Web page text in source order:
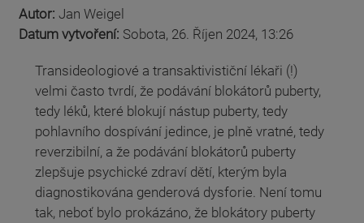
Autor: Jan Weigel
Datum vytvoření: Sobota, 26. Říjen 2024, 13:26
Transideologiové a transaktivističní lékaři (!)
velmi často tvrdí, že podávání blokátorů puberty,
tedy léků, které blokují nástup puberty, tedy
pohlavního dospívání jedince, je plně vratné, tedy
reverzibilní, a že podávání blokátorů puberty
zlepšuje psychické zdraví dětí, kterým byla
diagnostikována genderová dysforie. Není tomu
tak, neboť bylo prokázáno, že blokátory puberty